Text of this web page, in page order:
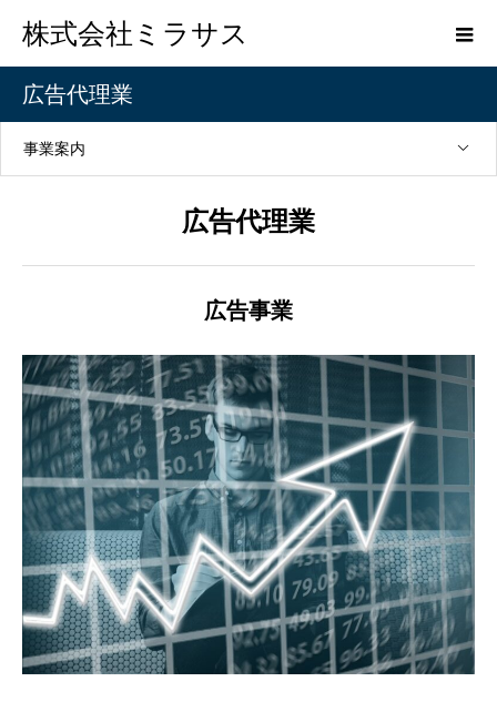
株式会社ミラサス
広告代理業
事業案内
広告代理業
広告事業